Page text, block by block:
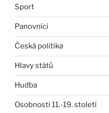
Sport
Panovníci
Česká politika
Hlavy států
Hudba
Osobnosti 11.-19. století